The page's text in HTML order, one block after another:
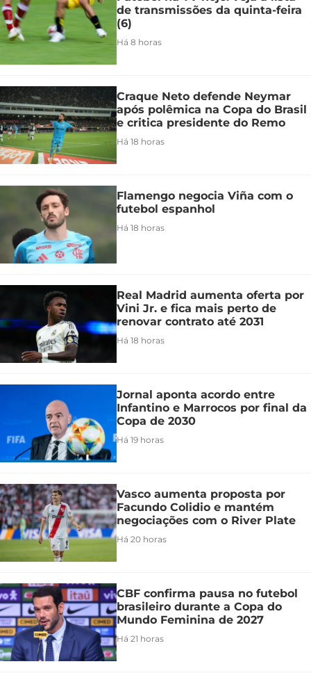
de transmissões da quinta-feira
(6)
Há 8 horas
Craque Neto defende Neymar
após polêmica na Copa do Brasil
e critica presidente do Remo
Há 18 horas
Flamengo negocia Viña com o
futebol espanhol
Há 18 horas
Real Madrid aumenta oferta por
Vini Jr. e fica mais perto de
renovar contrato até 2031
Há 18 horas
Jornal aponta acordo entre
Infantino e Marrocos por final da
Copa de 2030
Há 19 horas
Vasco aumenta proposta por
Facundo Colidio e mantém
negociações com o River Plate
Há 20 horas
CBF confirma pausa no futebol
brasileiro durante a Copa do
Mundo Feminina de 2027
Há 21 horas